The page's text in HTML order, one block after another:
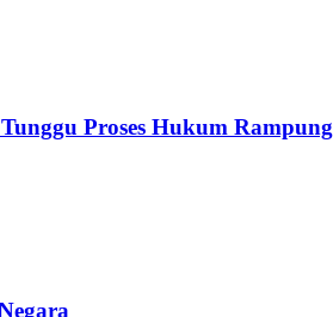
Proses Hukum Rampung